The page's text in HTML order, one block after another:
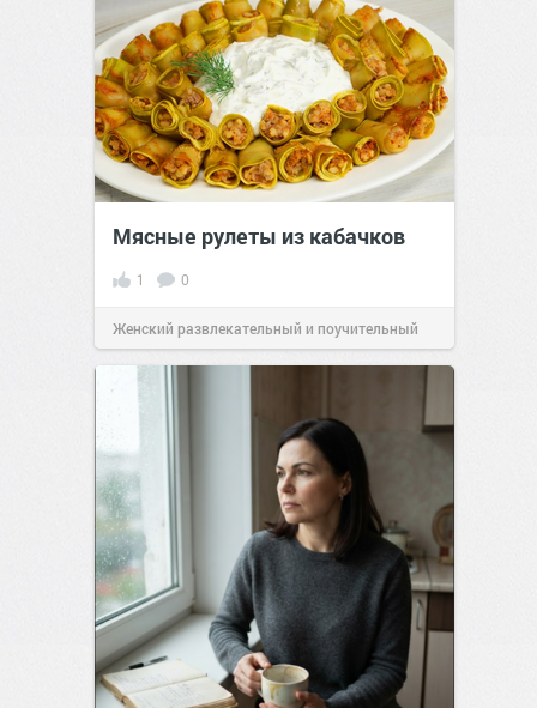
Мясные рулеты из кабачков
1 0
Женский развлекательный и поучительный
сайт.23:4106 авг 2026